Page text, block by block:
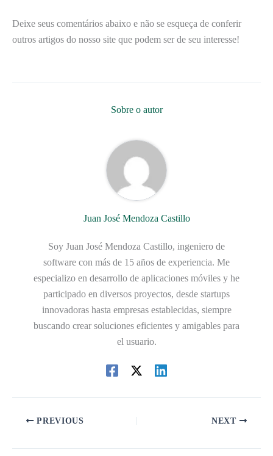
Deixe seus comentários abaixo e não se esqueça de conferir
outros artigos do nosso site que podem ser de seu interesse!
Sobre o autor
Juan José Mendoza Castillo
Soy Juan José Mendoza Castillo, ingeniero de
software con más de 15 años de experiencia. Me
especializo en desarrollo de aplicaciones móviles y he
participado en diversos proyectos, desde startups
innovadoras hasta empresas establecidas, siempre
buscando crear soluciones eficientes y amigables para
el usuario.
PREVIOUS NEXT